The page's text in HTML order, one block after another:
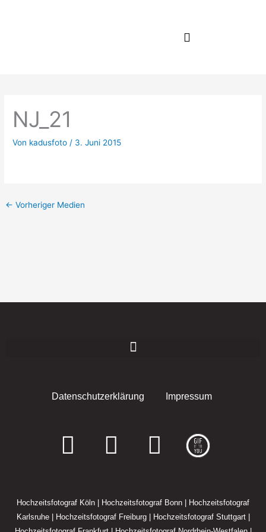
NJ_21
Von kadusfoto / 3. Juni 2015
← Vorheriger Medien
Datenschutzerklärung Impressum
F
c
e
I
s
t
E
v
e
Hochzeitsfotograf Köln Hochzeitsfotograf Bonn
Hochzeitsfotograf
Karlsruhe| Hochzeitsfotograf Freiburg| Hochzeitsfotograf Stuttgart|